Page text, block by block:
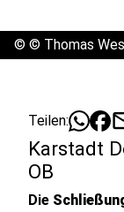
© © Thomas
Teilen:
Karstadt
OB
Die